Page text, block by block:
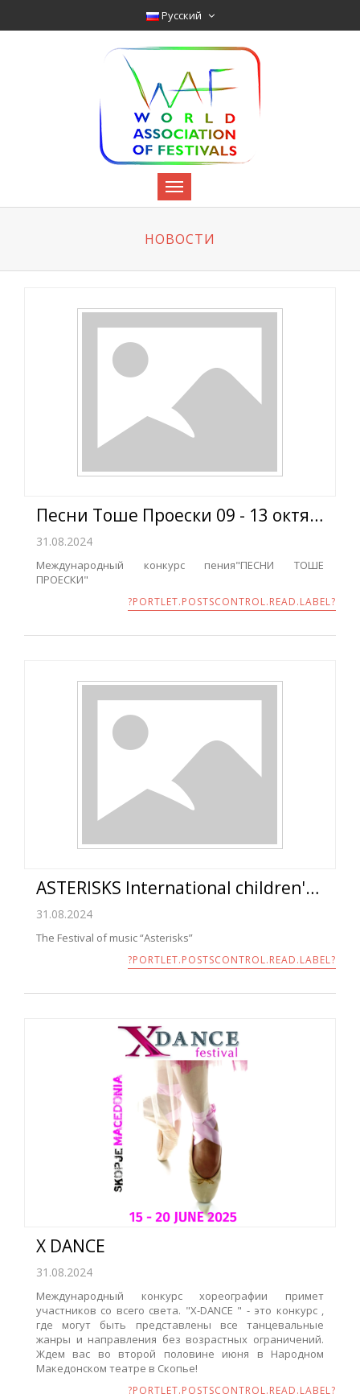
Pyccкий
НОВОСТИ
Песни Тоше Проески 09 - 13 октября 2024
31.08.2024
Международный конкурс пения"ПЕСНИ ТОШЕ
ПРОЕСКИ"
?PORTLET.POSTSCONTROL.READ.LABEL?
ASTERISKS International children's music festival 09 - 13.10.2024
31.08.2024
The Festival of music “Asterisks”
?PORTLET.POSTSCONTROL.READ.LABEL?
X DANCE
31.08.2024
Международный конкурс хореографии примет
участников со всего света. "X-DANCE " - это конкурс ,
где могут быть представлены все танцевальные
жанры и направления без возрастных ограничений.
Ждем вас во второй половине июня в Народном
Македонском театре в Скопье!
?PORTLET.POSTSCONTROL.READ.LABEL?